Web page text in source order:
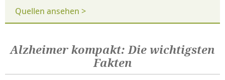
Quellen ansehen >
Alzheimer kompakt: Die wichtigsten
Fakten